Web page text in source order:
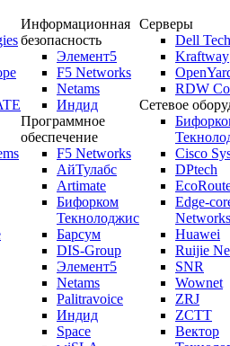
Информационная
безопасность
Элемент5
F5 Networks
Netams
Индид
Программное
обеспечение
F5 Networks
АйТулабс
Artimate
Бифорком
Текнолоджис
Барсум
DIS-Group
Элемент5
Netams
Palitravoice
Индид
Space
Серверы
Dell
Kraftway
RDW
Сетевое
Cisco
DPtech
Edge-
Networks
Huawei
Ruijie
SNR
Wownet
ZRJ
ZCTT
Вектор